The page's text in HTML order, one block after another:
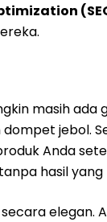
masih ada
jebol.
Anda
hasil yang
elegan.